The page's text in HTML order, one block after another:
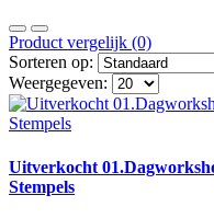
Product vergelijk (0)
Sorteren op:
Weergegeven:
Uitverkocht
Stempels